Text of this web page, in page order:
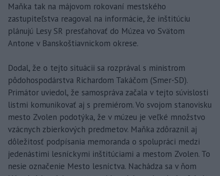
Maňka tak na májovom rokovaní mestského
zastupiteľstva reagoval na informácie, že inštitúciu
plánujú Lesy SR presťahovať do Múzea vo Svätom
Antone v Banskoštiavnickom okrese.
Dodal, že o tejto situácii sa rozprával s ministrom
pôdohospodárstva Richardom Takáčom (Smer-SD).
Primátor uviedol, že samospráva začala v tejto súvislosti
listmi komunikovať aj s premiérom. Vo svojom stanovisku
mesto Zvolen podotýka, že v múzeu je veľké množstvo
vzácnych zbierkových predmetov. Maňka zdôraznil aj
dôležitosť podpísania memoranda o spolupráci medzi
jedenástimi lesníckymi inštitúciami a mestom Zvolen. To
nesie označenie Mesto lesníctva. Nachádza sa v ňom